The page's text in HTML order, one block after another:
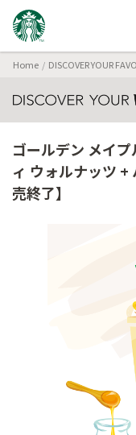
Home DISCOVER YOUR
ゴールデン メイ
ィ ウォルナッツ +
売終了】